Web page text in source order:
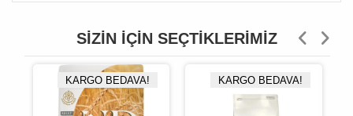
SIZIN İÇIN SEÇTIKLERIMIZ
KARGO BEDAVA! KARGO BEDAVA!